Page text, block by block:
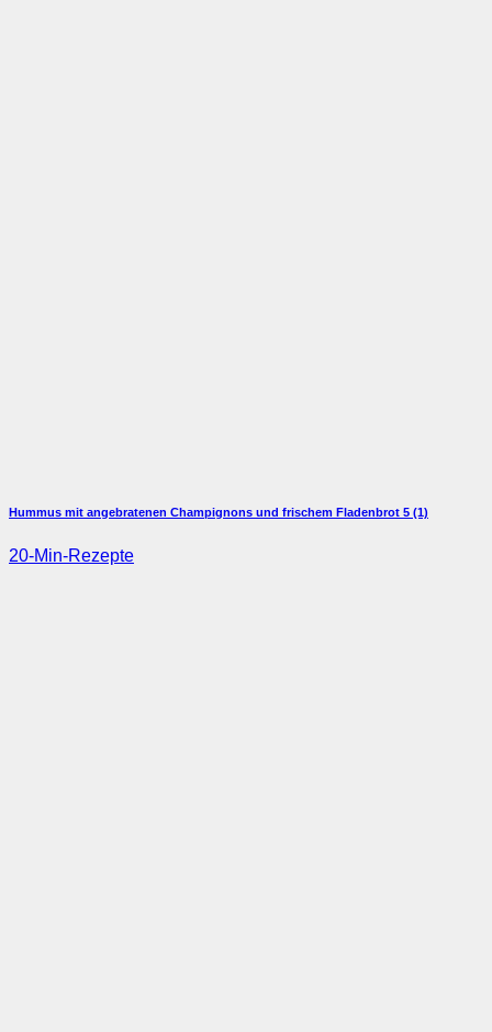
Hummus mit angebratenen Champignons und frischem Fladenbrot 5 (1)
20-Min-Rezepte